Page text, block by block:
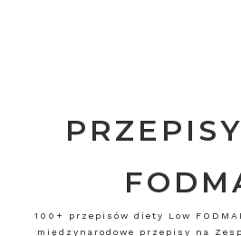
100+ przepisów diety Low
międzynarodowe przepisy na